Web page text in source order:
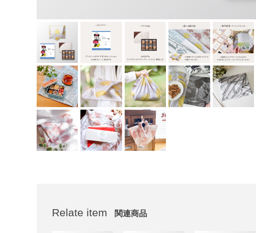
Relate item 関連商品